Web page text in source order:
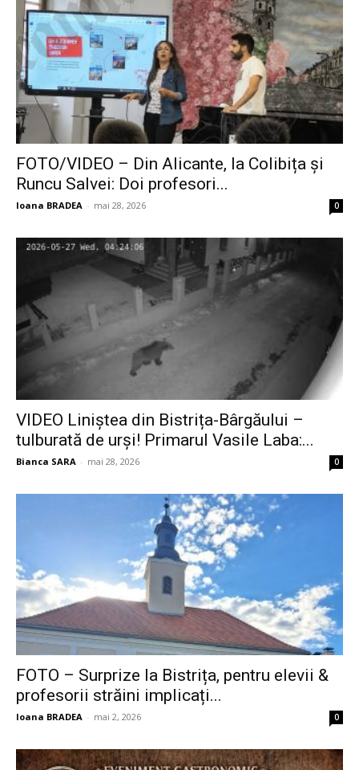
FOTO/VIDEO – Din Alicante, la Colibița și
Runcu Salvei: Doi profesori...
Ioana BRADEA - mai 28, 2026 0
VIDEO Liniștea din Bistrița-Bârgăului –
tulburată de urși! Primarul Vasile Laba:...
Bianca SARA - mai 28, 2026 0
FOTO – Surprize la Bistrița, pentru elevii &
profesorii străini implicați...
Ioana BRADEA - mai 2, 2026 0